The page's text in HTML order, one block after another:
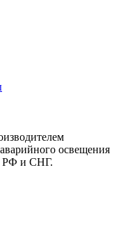
освещения
РФ и СНГ.